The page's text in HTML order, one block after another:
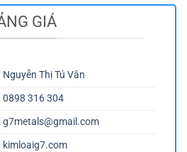
GIÁ
Nguyễn Thị Tú Vân
0898 316 304
g7metals@gmail.com
kimloaig7.com